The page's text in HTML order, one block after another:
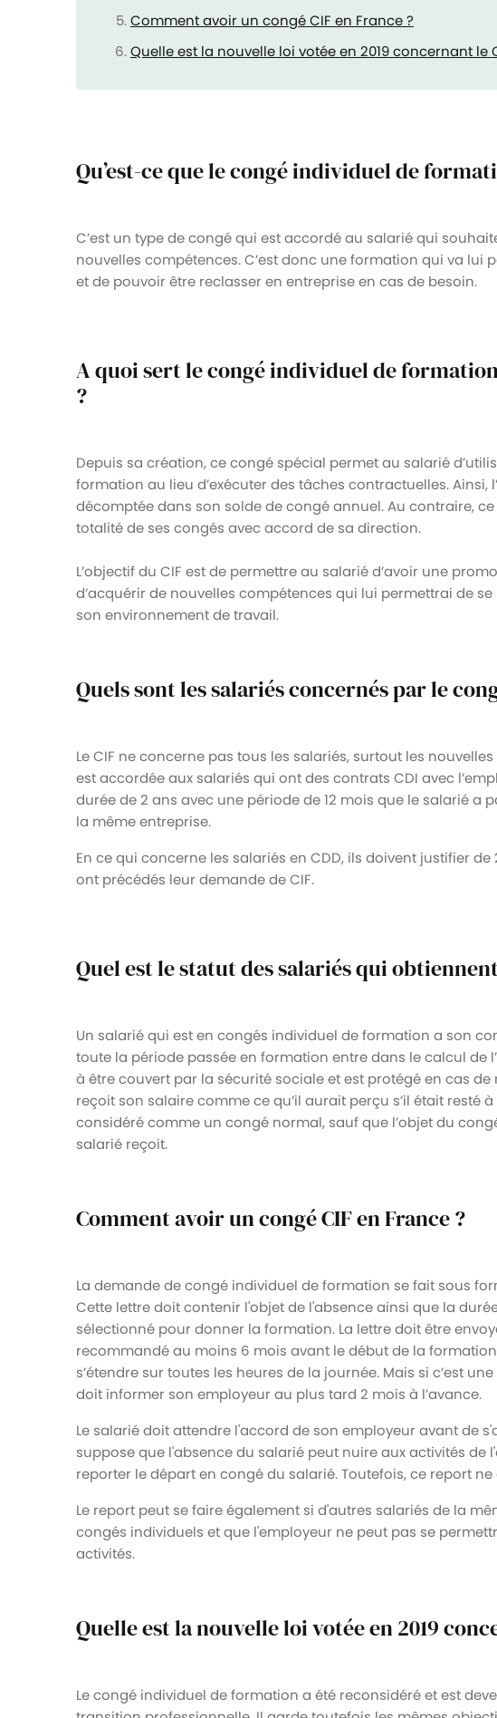
Comment avoir un congé CIF en France ?
Quelle est la nouvelle loi votée en 2019 concernant le
Qu’est-ce que le congé individuel de
C’est un type de congé qui est accordé au salarié qui
nouvelles compétences. C’est donc une formation qui va lui
et de pouvoir être reclasser en entreprise en cas de besoin.
A quoi sert le congé individuel de
?
Depuis sa création, ce congé spécial permet au salarié
formation au lieu d’exécuter des tâches contractuelles. Ainsi,
décomptée dans son solde de congé annuel. Au contraire,
totalité de ses congés avec accord de sa direction.
L’objectif du CIF est de permettre au salarié d’avoir une
d’acquérir de nouvelles compétences qui lui permettrai de
son environnement de travail.
Quels sont les salariés concernés par le
Le CIF ne concerne pas tous les salariés, surtout les
est accordée aux salariés qui ont des contrats CDI avec
durée de 2 ans avec une période de 12 mois que le salarié a
la même entreprise.
En ce qui concerne les salariés en CDD, ils doivent justifier
ont précédés leur demande de CIF.
Quel est le statut des salariés qui
Un salarié qui est en congés individuel de formation a son
toute la période passée en formation entre dans le calcul de
à être couvert par la sécurité sociale et est protégé en cas de
reçoit son salaire comme ce qu’il aurait perçu s’il était resté
considéré comme un congé normal, sauf que l’objet du
salarié reçoit.
Comment avoir un congé CIF en France ?
La demande de congé individuel de formation se fait sous
Cette lettre doit contenir l'objet de l'absence ainsi que la
sélectionné pour donner la formation. La lettre doit être
recommandé au moins 6 mois avant le début de la
s’étendre sur toutes les heures de la journée. Mais si c’est
doit informer son employeur au plus tard 2 mois à l’avance.
Le salarié doit attendre l'accord de son employeur avant de
suppose que l'absence du salarié peut nuire aux activités de
reporter le départ en congé du salarié. Toutefois, ce report
Le report peut se faire également si d'autres salariés de la
congés individuels et que l'employeur ne peut pas se
activités.
Quelle est la nouvelle loi votée en 2019
Le congé individuel de formation a été reconsidéré et est